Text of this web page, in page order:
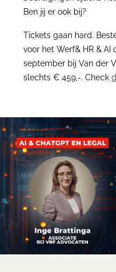
Ben jij er ook bij?
Tickets gaan hard.
voor het Werf& HR &
september bij Van der
slechts € 459,-. Check